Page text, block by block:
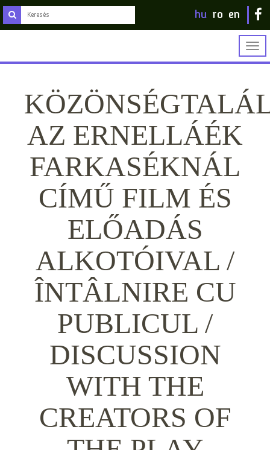
hu ro en
AZ ERNELLÁÉK
FARKASÉKNÁL
CÍMŰ FILM ÉS
ELŐADÁS
ALKOTÓIVAL /
ÎNTÂLNIRE CU
PUBLICUL /
DISCUSSION
WITH THE
CREATORS OF